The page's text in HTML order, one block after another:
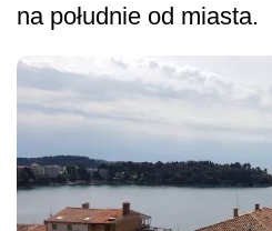
na południe od miasta.